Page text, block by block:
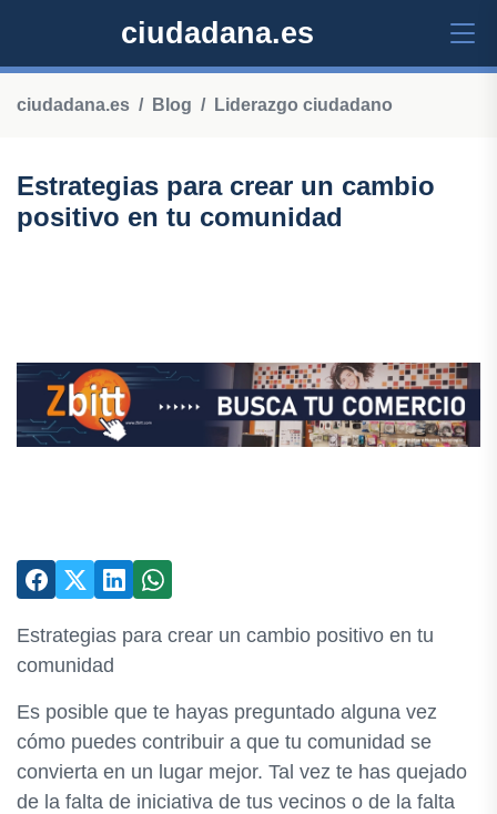
ciudadana.es
ciudadana.es Blog Liderazgo ciudadano
Estrategias para crear un cambio
positivo en tu comunidad
Estrategias para crear un cambio positivo en tu
comunidad
Es posible que te hayas preguntado alguna vez
cómo puedes contribuir a que tu comunidad se
convierta en un lugar mejor. Tal vez te has quejado
de la falta de iniciativa de tus vecinos o de la falta